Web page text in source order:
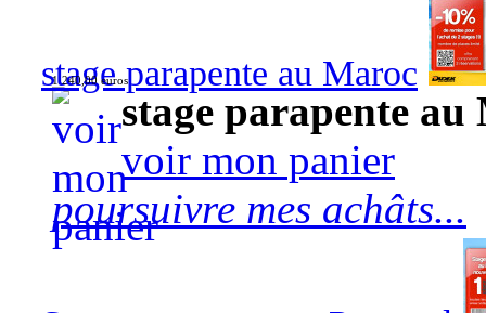
stage parapente au Maroc
1 240,00 euros
stage parapente au
voir mon panier
poursuivre mes achâts...